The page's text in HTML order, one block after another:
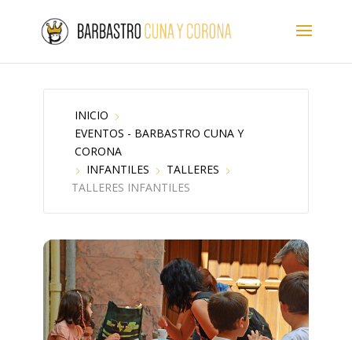
INICIO
EVENTOS - BARBASTRO CUNA Y
CORONA
INFANTILES
TALLERES
TALLERES INFANTILES